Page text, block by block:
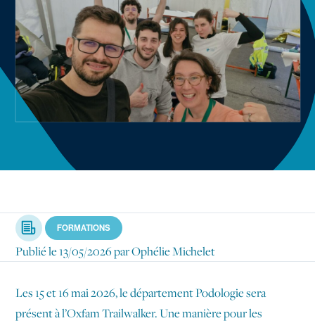
Navigation secondaire
V Mag
Agenda
International
Recherche
Mes outils
Article FORMATIONS
Publié le 13/05/2026par Ophélie Michelet
Les 15 et 16 mai 2026, le département Podologie sera
présent à l’Oxfam Trailwalker. Une manière pour les